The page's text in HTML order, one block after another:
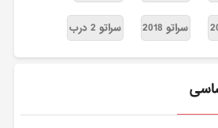
سراتو 2018 سراتو 2 درب